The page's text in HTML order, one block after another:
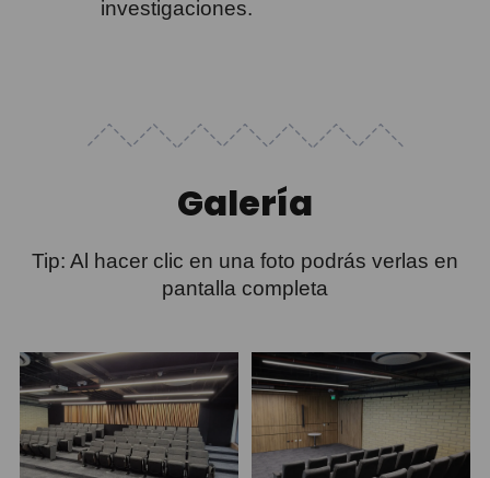
investigaciones.
Galería
Tip: Al hacer clic en una foto podrás verlas en
pantalla completa